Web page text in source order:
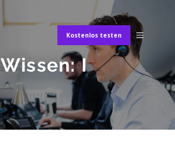
Kostenlos testen
Wissen: I